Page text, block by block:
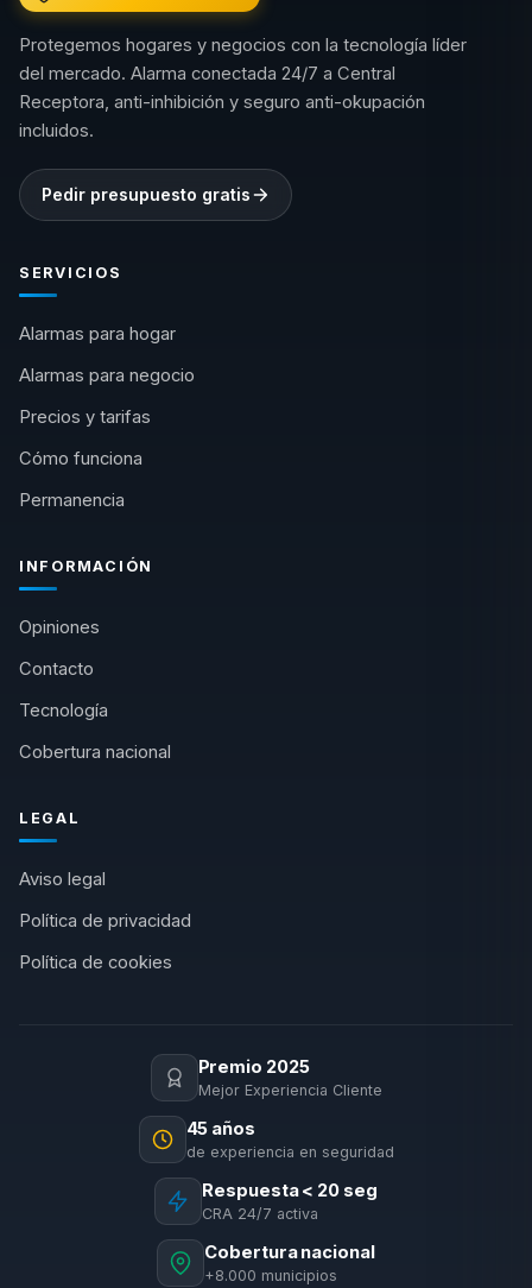
Protegemos hogares y negocios con la tecnología líder
del mercado. Alarma conectada 24/7 a Central
Receptora, anti-inhibición y seguro anti-okupación
incluidos.
Pedir presupuesto gratis
SERVICIOS
Alarmas para hogar
Alarmas para negocio
Precios y tarifas
Cómo funciona
Permanencia
INFORMACIÓN
Opiniones
Contacto
Tecnología
Cobertura nacional
LEGAL
Aviso legal
Política de privacidad
Política de cookies
Premio 2025
Mejor Experiencia Cliente
45 años
de experiencia en seguridad
Respuesta < 20 seg
CRA 24/7 activa
Cobertura nacional
+8.000 municipios